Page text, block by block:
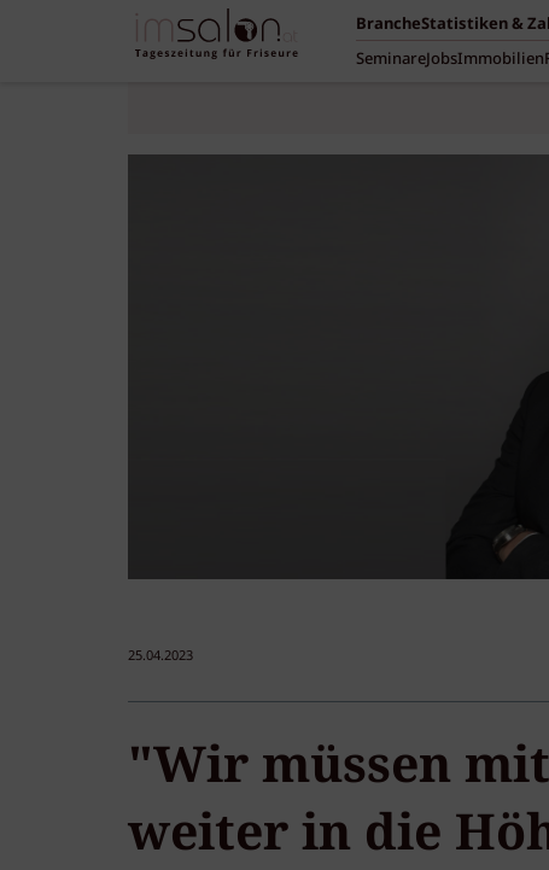
BrancheStatistiken &
SeminareJobsImmobilien
25.04.2023
"Wir müssen
weiter in die